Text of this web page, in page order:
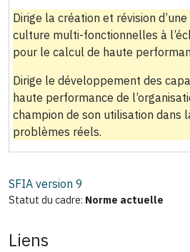
Dirige la création et révision
culture multi-fonctionnelles à
pour le calcul de haute
Dirige le développement des
haute performance de
champion de son utilisation dans
problèmes réels.
SFIA version 9
Statut du cadre: Norme actuelle
Liens